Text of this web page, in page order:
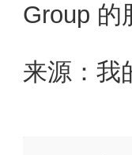
Group 的
来源：我